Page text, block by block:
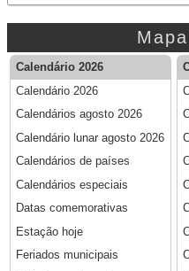
Calendário 2026
Calendário 2026
Calendários agosto 2026
Calendário lunar agosto 2026
Calendários de países
Calendários especiais
Datas comemorativas
Estação hoje
Feriados municipais